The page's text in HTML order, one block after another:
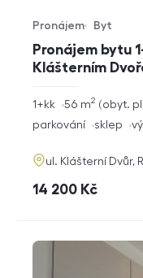
Pronájem bytu
Klášterním
Typ nabídky
Pronájem
Typ nemovitosti
Byt
rozměry
dispozice
1+kk obyt.
56 m2
funkce
parkování sklep
adresa
ul. Klášterní Dvůr,
cena
14 200 Kč